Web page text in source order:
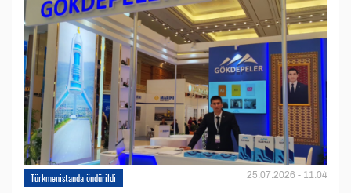
Türkmenistanda öndürildi 25.07.2026 - 11:04